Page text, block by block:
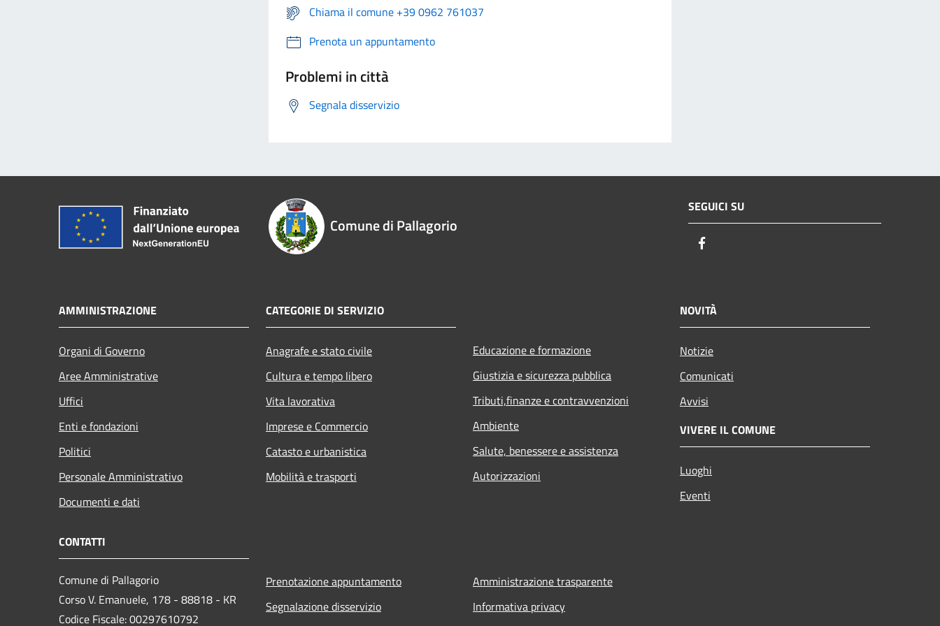
Chiama il comune +39 0962 761037
Prenota un appuntamento
Problemi in città
Segnala disservizio
Comune di Pallagorio
SEGUICI SU
AMMINISTRAZIONE
Organi di Governo
Aree Amministrative
Uffici
Enti e fondazioni
Politici
Personale Amministrativo
Documenti e dati
CATEGORIE DI SERVIZIO
Anagrafe e stato civile
Cultura e tempo libero
Vita lavorativa
Imprese e Commercio
Catasto e urbanistica
Mobilità e trasporti
Educazione e formazione
Giustizia e sicurezza pubblica
Tributi,finanze e contravvenzioni
Ambiente
Salute, benessere e assistenza
Autorizzazioni
NOVITÀ
Notizie
Comunicati
Avvisi
VIVERE IL COMUNE
Luoghi
Eventi
CONTATTI
Comune di Pallagorio
Corso V. Emanuele, 178 - 88818 - KR
Codice Fiscale: 00297610792
Prenotazione appuntamento
Segnalazione disservizio
Amministrazione trasparente
Informativa privacy